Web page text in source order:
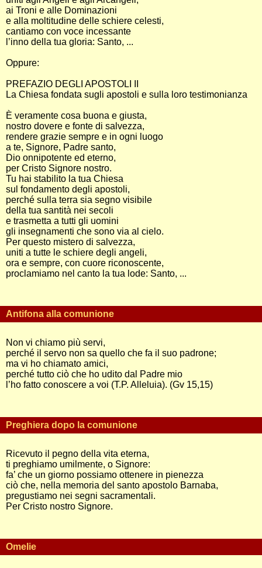
ai Troni e alle Dominazioni
e alla moltitudine delle schiere celesti,
cantiamo con voce incessante
l’inno della tua gloria: Santo, ...
Oppure:
PREFAZIO DEGLI APOSTOLI II
La Chiesa fondata sugli apostoli e sulla loro testimonianza
È veramente cosa buona e giusta,
nostro dovere e fonte di salvezza,
rendere grazie sempre e in ogni luogo
a te, Signore, Padre santo,
Dio onnipotente ed eterno,
per Cristo Signore nostro.
Tu hai stabilito la tua Chiesa
sul fondamento degli apostoli,
perché sulla terra sia segno visibile
della tua santità nei secoli
e trasmetta a tutti gli uomini
gli insegnamenti che sono via al cielo.
Per questo mistero di salvezza,
uniti a tutte le schiere degli angeli,
ora e sempre, con cuore riconoscente,
proclamiamo nel canto la tua lode: Santo, ...
Antifona alla comunione
Non vi chiamo più servi,
perché il servo non sa quello che fa il suo padrone;
ma vi ho chiamato amici,
perché tutto ciò che ho udito dal Padre mio
l’ho fatto conoscere a voi (T.P. Alleluia). (Gv 15,15)
Preghiera dopo la comunione
Ricevuto il pegno della vita eterna,
ti preghiamo umilmente, o Signore:
fa’ che un giorno possiamo ottenere in pienezza
ciò che, nella memoria del santo apostolo Barnaba,
pregustiamo nei segni sacramentali.
Per Cristo nostro Signore.
Omelie